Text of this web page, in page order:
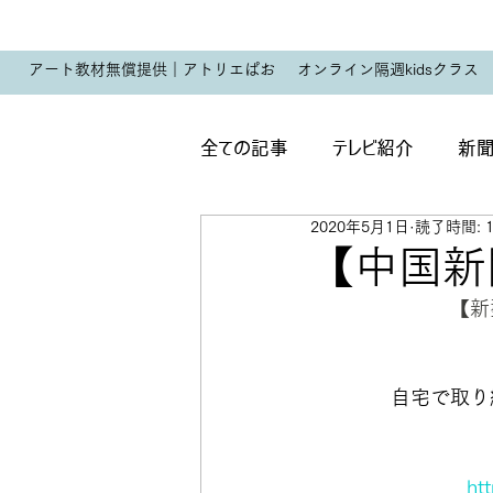
アート教材無償提供｜アトリエぱお オンライン隔週kidsクラス
全ての記事 テレビ紹介 新聞
ぱお展こども ぱお展おとな
受
【中国
2020年5月1日 読了時間:
【
自宅で取